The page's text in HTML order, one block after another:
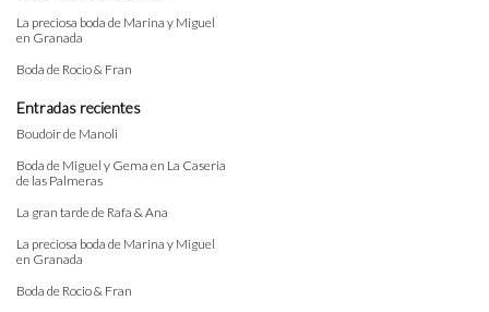
La preciosa boda de Marina y Miguel
en Granada
Boda de Rocio & Fran
Entradas recientes
Boudoir de Manoli
Boda de Miguel y Gema en La Caseria
de las Palmeras
La gran tarde de Rafa & Ana
La preciosa boda de Marina y Miguel
en Granada
Boda de Rocio & Fran